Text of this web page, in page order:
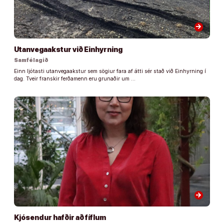
arrow_forward
Utanvegaakstur við Einhyrning
Samfélagið
Einn ljótasti utanvegaakstur sem sögiur fara af átti sér stað við Einhyrning í
dag. Tveir franskir ferðamenn eru grunaðir um …
arrow_forward
Kjósendur hafðir að fíflum